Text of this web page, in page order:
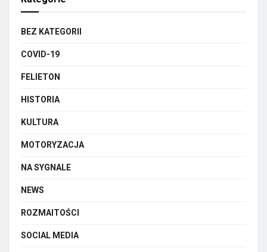
BEZ KATEGORII
COVID-19
FELIETON
HISTORIA
KULTURA
MOTORYZACJA
NA SYGNALE
NEWS
ROZMAITOŚCI
SOCIAL MEDIA